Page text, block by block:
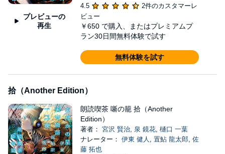
プレビューの
再生
4.5
2件のカスタマーレ
ビュー
￥650 で購入、またはプレミアムプ
ラン30日間無料体験で試す
無料体験を試す
拾（Another Edition）
朗読喫茶 噺の籠 拾（Another
Edition）
著者： 宮沢 賢治, 泉 鏡花, 樋口 一葉
ナレーター： 伊東 健人 , 置鮎 龍太郎, 佐
藤 拓也